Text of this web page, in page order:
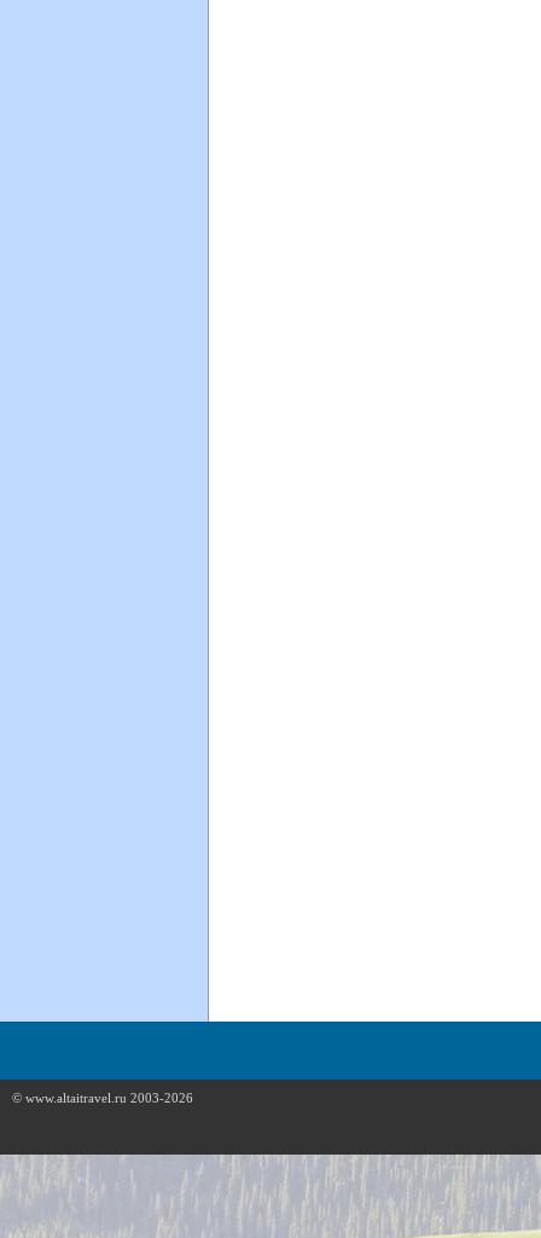
© www.altaitravel.ru 2003-2026